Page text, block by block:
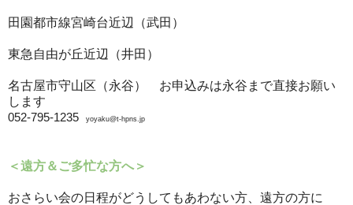
田園都市線宮崎台近辺（武田）
東急自由が丘近辺（井田）
名古屋市守山区（永谷） お申込みは永谷まで直接お願い
します
052-795-1235
yoyaku@t-hpns.jp
＜遠方＆ご多忙な方へ＞
おさらい会の日程がどうしてもあわない方、遠方の方に